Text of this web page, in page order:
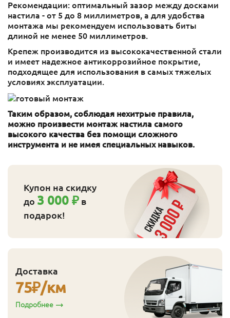
Рекомендации: оптимальный зазор между досками
настила - от 5 до 8 миллиметров, а для удобства
монтажа мы рекомендуем использовать биты
длиной не менее 50 миллиметров.
Крепеж производится из высококачественной стали
и имеет надежное антикоррозийное покрытие,
подходящее для использования в самых тяжелых
условиях эксплуатации.
Таким образом, соблюдая нехитрые правила,
можно произвести монтаж настила самого
высокого качества без помощи сложного
инструмента и не имея специальных навыков.
Купон на скидку
до 3 000 ₽ в
подарок!
Доставка
75₽/км
Подробнее